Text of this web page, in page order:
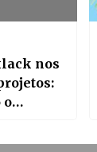
nos
o